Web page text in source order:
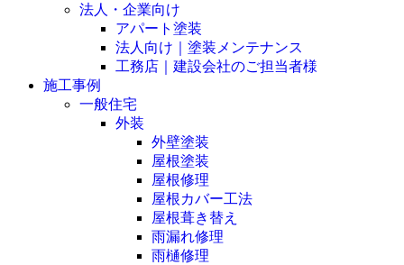
法人・企業向け
アパート塗装
法人向け｜塗装メンテナンス
工務店｜建設会社のご担当者様
施工事例
一般住宅
外装
外壁塗装
屋根塗装
屋根修理
屋根カバー工法
屋根葺き替え
雨漏れ修理
雨樋修理